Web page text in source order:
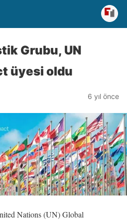
Grubu, UN
üyesi oldu
6 yıl önce
Nations (UN) Global